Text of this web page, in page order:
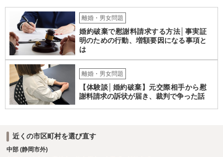
負担割合が高くなり、婚約破棄の慰謝料も払う必要が生じるという可
能性もないわけではありません。 ただし、法律上重婚は認められてい
ないので、既婚者同士の婚約が成立するかといわれると、成立しない
と判断される可能性の方が高いと思われます。 ３について 和解をする
際には、清算条項という定めを設けることがほとんどです。 清算条項
を定めることによって、「これをもってお互いに今後一切請求しな
い」ことを双方が誓約することになります。 上記はあくまでも一般論
としての回答となります。 詳細なご事情をお伺いすればより適切な回
答ができるかと存じます。 弁護士に相談すべき事案かと存じますの
で、お早めにご相談されることをお勧めいたします。
離婚・男女問題
婚約破棄で慰謝料請求する方法│事実証
明のための行動、増額要因になる事項と
は
離婚・男女問題
【体験談│婚約破棄】元交際相手から慰
謝料請求の訴状が届き、裁判で争った話
近くの市区町村を選び直す
中部 (静岡市外)